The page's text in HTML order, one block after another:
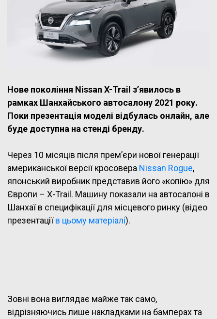
Нове покоління Nissan X-Trail з’явилось в
рамках Шанхайського автосалону 2021 року.
Поки презентація моделі відбулась онлайн, але
буде доступна на стенді бренду.
Через 10 місяців після прем’єри нової генерації
американської версії кросовера Nissan Rogue,
японський виробник представив його «копію» для
Європи – X-Trail. Машину показали на автосалоні в
Шанхаї в специфікації для місцевого ринку (відео
презентаціїв цьому матеріалі).
Зовні вона виглядає майже так само,
відрізняючись лише накладками на бамперах та